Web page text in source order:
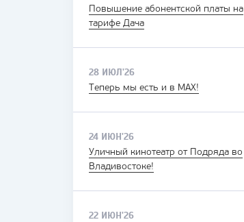
Повышение абонентской платы на
тарифе Дача
28 ИЮЛ'26
Теперь мы есть и в MAX!
24 ИЮН'26
Уличный кинотеатр от Подряда во
Владивостоке!
22 ИЮН'26